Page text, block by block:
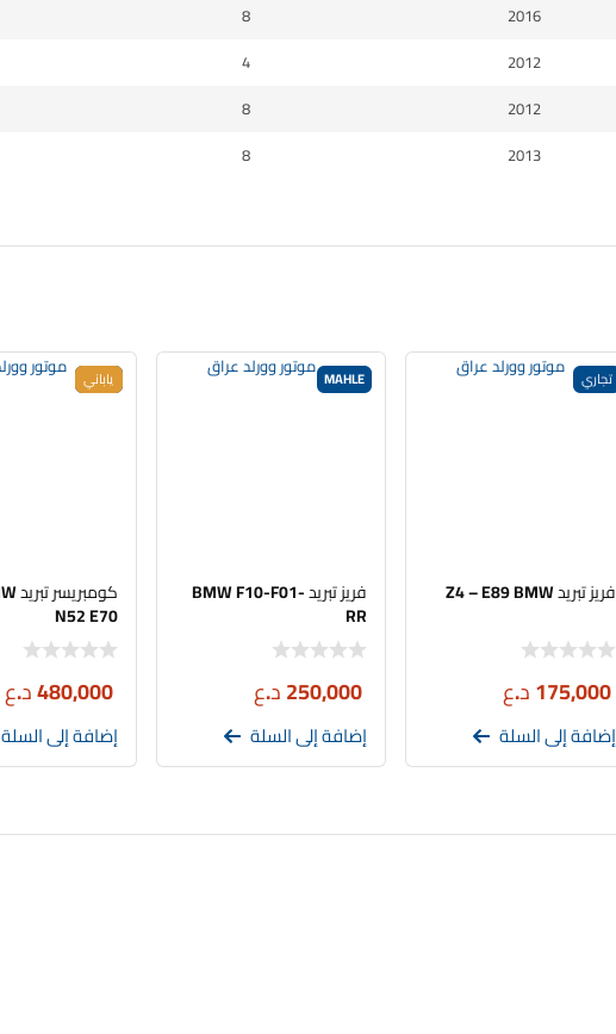
2016
8
2012
4
2012
8
2013
8
تجاري
فريز تبريد Z4 – E89 BMW
175,000د.ع
إضافة إلى السلة
MAHLE
فريز تبريد BMW F10-F01-
RR
250,000د.ع
إضافة إلى السلة
جديد
ياباني
N52 E70
480,000د.ع
إضافة إلى السلة